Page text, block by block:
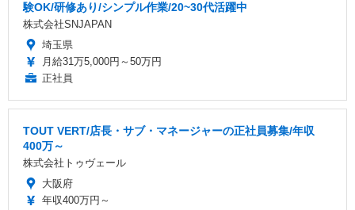
験OK/研修あり/シンプル作業/20~30代活躍中
株式会社SNJAPAN
埼玉県
月給31万5,000円～50万円
正社員
TOUT VERT/店長・サブ・マネージャーの正社員募集/年収
400万～
株式会社トゥヴェール
大阪府
年収400万円～